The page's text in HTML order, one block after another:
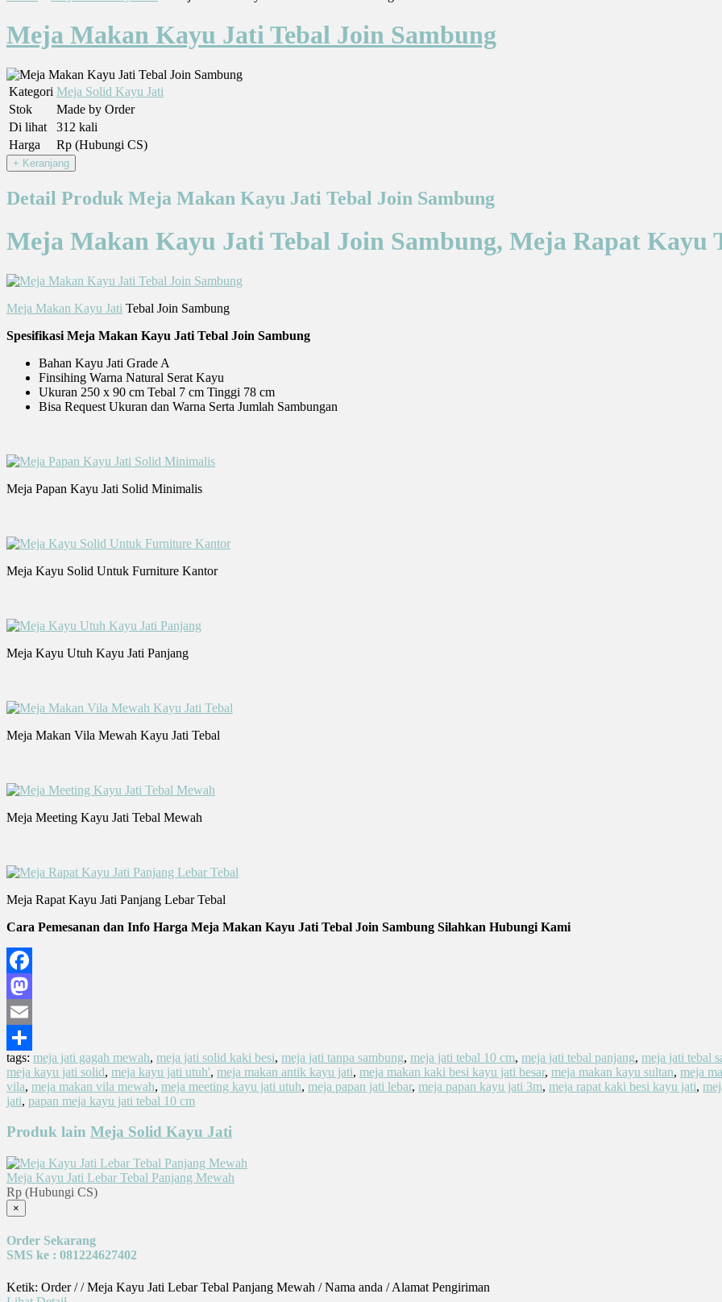
Meja Makan Kayu Jati Tebal Join Sambung
Kategori Meja Solid Kayu Jati
Stok
Made by Order
Di lihat
312 kali
Harga
Rp (Hubungi CS)
Detail Produk Meja Makan Kayu Jati Tebal Join Sambung
Meja Makan Kayu Jati Tebal Join Sambung, Meja Rapat Kayu
Meja Makan Kayu Jati Tebal Join Sambung
Spesifikasi Meja Makan Kayu Jati Tebal Join Sambung
Bahan Kayu Jati Grade A
Finsihing Warna Natural Serat Kayu
Ukuran 250 x 90 cm Tebal 7 cm Tinggi 78 cm
Bisa Request Ukuran dan Warna Serta Jumlah Sambungan
Meja Papan Kayu Jati Solid Minimalis
Meja Kayu Solid Untuk Furniture Kantor
Meja Kayu Utuh Kayu Jati Panjang
Meja Makan Vila Mewah Kayu Jati Tebal
Meja Meeting Kayu Jati Tebal Mewah
Meja Rapat Kayu Jati Panjang Lebar Tebal
Cara Pemesanan dan Info Harga Meja Makan Kayu Jati Tebal Join Sambung Silahkan Hubungi Kami
Facebook
Mastodon
Email
Share
tags: meja jati gagah mewah, meja jati solid kaki besi, meja jati tanpa sambung, meja jati tebal 10 cm, meja jati tebal panjang, meja jati tebal
meja kayu jati solid, meja kayu jati utuh', meja makan antik kayu jati, meja makan kaki besi kayu jati besar, meja makan kayu sultan, meja
vila, meja makan vila mewah, meja meeting kayu jati utuh, meja papan jati lebar, meja papan kayu jati 3m, meja rapat kaki besi kayu jati,
jati, papan meja kayu jati tebal 10 cm
Produk lain Meja Solid Kayu Jati
Meja Kayu Jati Lebar Tebal Panjang Mewah
Rp (Hubungi CS)
×
Order Sekarang
SMS ke : 081224627402
Ketik: Order / / Meja Kayu Jati Lebar Tebal Panjang Mewah / Nama anda / Alamat Pengiriman